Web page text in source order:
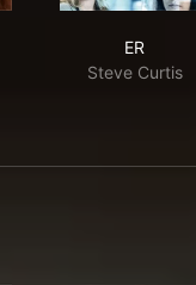
ER
Steve Curtis